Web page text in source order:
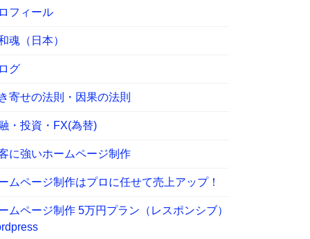
フィール
魂（日本）
グ
寄せの法則・因果の法則
・投資・FX(為替)
に強いホームページ制作
ムページ制作はプロに任せて売上アップ！
ムページ制作 5万円プラン（レスポンシブ）